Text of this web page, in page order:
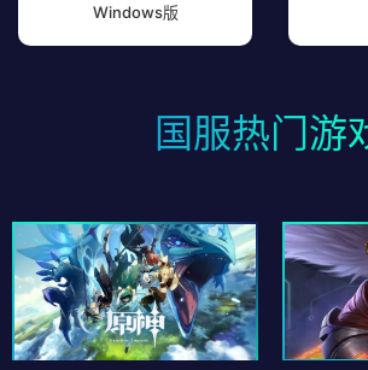
Windows版
国服热门游